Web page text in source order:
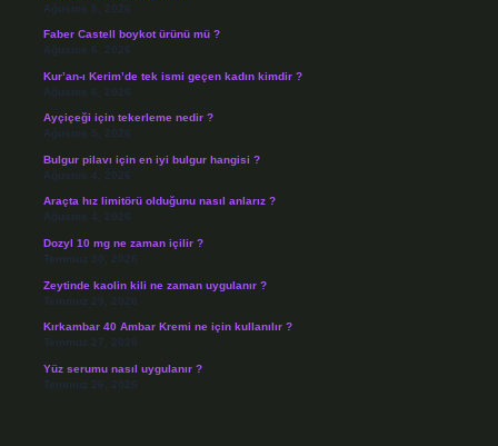
Ağustos 8, 2026
Faber Castell boykot ürünü mü ?
Ağustos 6, 2026
Kur’an-ı Kerim’de tek ismi geçen kadın kimdir ?
Ağustos 6, 2026
Ayçiçeği için tekerleme nedir ?
Ağustos 5, 2026
Bulgur pilavı için en iyi bulgur hangisi ?
Ağustos 4, 2026
Araçta hız limitörü olduğunu nasıl anlarız ?
Ağustos 4, 2026
Dozyl 10 mg ne zaman içilir ?
Temmuz 30, 2026
Zeytinde kaolin kili ne zaman uygulanır ?
Temmuz 29, 2026
Kırkambar 40 Ambar Kremi ne için kullanılır ?
Temmuz 27, 2026
Yüz serumu nasıl uygulanır ?
Temmuz 26, 2026